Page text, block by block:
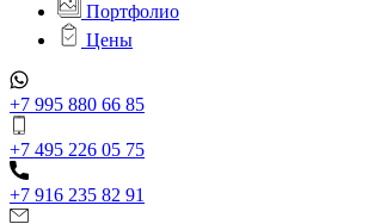
Портфолио
Цены
+7 995 880 66 85
+7 495 226 05 75
+7 916 235 82 91